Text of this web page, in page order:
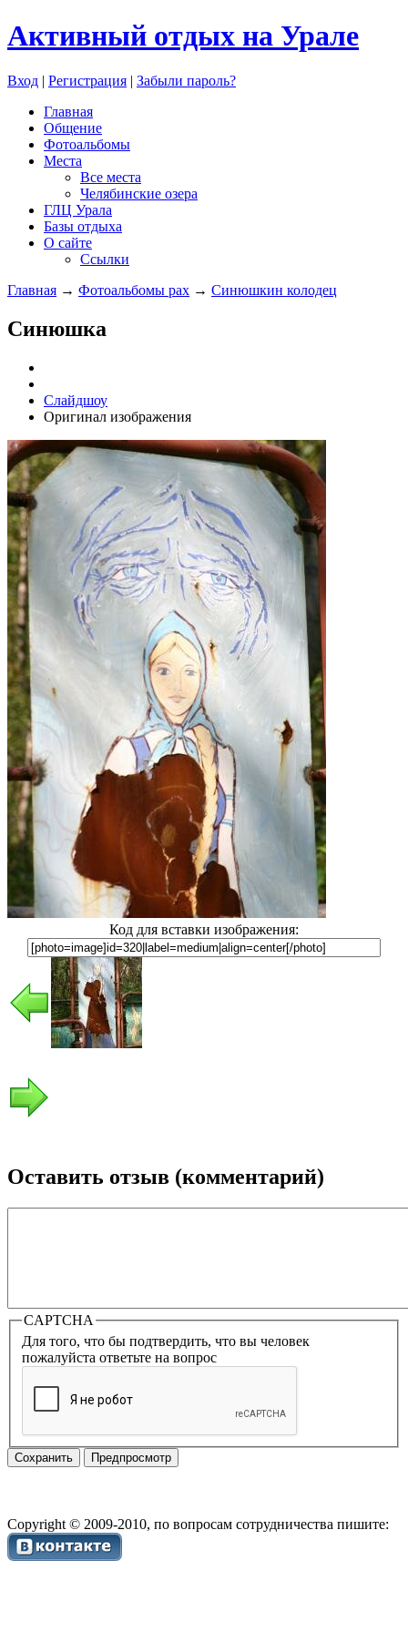
Активный отдых на Урале
Вход | Регистрация | Забыли пароль?
Главная
Общение
Фотоальбомы
Места
Все места
Челябинские озера
ГЛЦ Урала
Базы отдыха
О сайте
Ссылки
Главная → Фотоальбомы pax → Синюшкин колодец
Синюшка
Слайдшоу
Оригинал изображения
Код для вставки изображения:
Оставить отзыв (комментарий)
CAPTCHA
Для того, что бы подтвердить, что вы человек
пожалуйста ответьте на вопрос
Copyright © 2009-2010, по вопросам сотрудничества пишите: